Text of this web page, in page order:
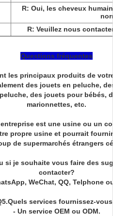
R: Oui, les cheveux
R: Veuillez nous
Questions fréquentes
les principaux produits de
des jouets en peluche,
des jouets pour bébés,
marionnettes, etc.
entreprise est une usine ou un
propre usine et pourrait
de supermarchés étrangers
si je souhaite vous faire des
contacter?
WeChat, QQ, Telphone
services fournissez-
- Un service OEM ou ODM.